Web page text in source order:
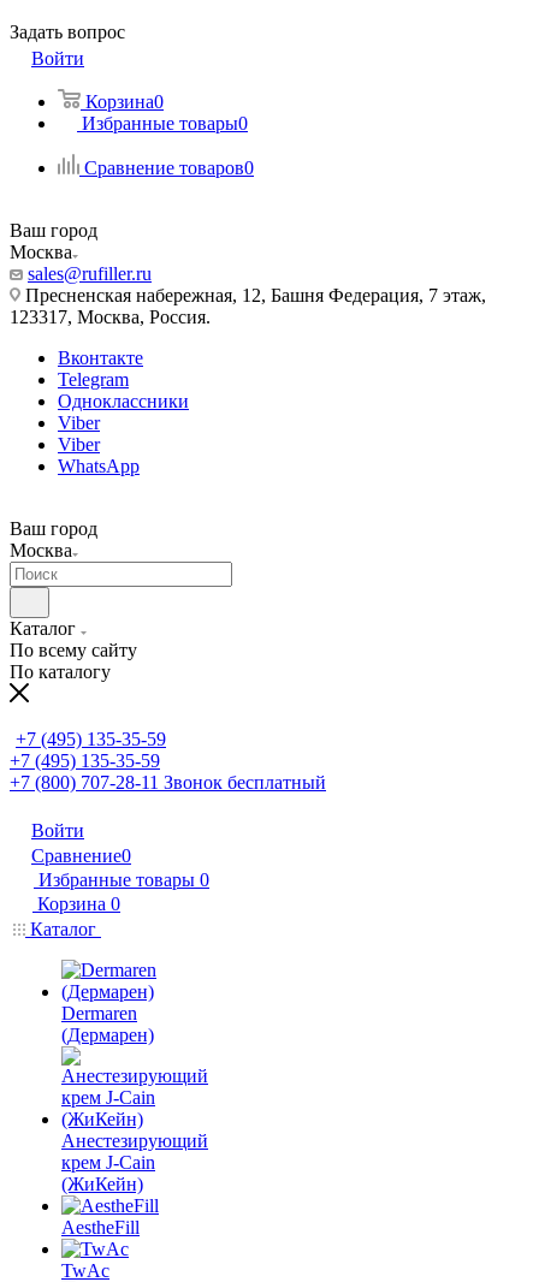
Задать вопрос
Войти
Корзина0
Избранные товары0
Сравнение товаров0
Ваш город
Москва
sales@rufiller.ru
Пресненская набережная, 12, Башня Федерация, 7 этаж,
123317, Москва, Россия.
Вконтакте
Telegram
Одноклассники
Viber
Viber
WhatsApp
Ваш город
Москва
Каталог
По всему сайту
По каталогу
+7 (495) 135-35-59
+7 (495) 135-35-59
+7 (800) 707-28-11 Звонок бесплатный
Войти
Сравнение0
Избранные товары 0
Корзина 0
Каталог
Dermaren
(Дермарен)
Анестезирующий
крем J-Cain
(ЖиКейн)
AestheFill
TwAc